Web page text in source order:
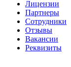
Лицензии
Партнеры
Сотрудники
Отзывы
Вакансии
Реквизиты